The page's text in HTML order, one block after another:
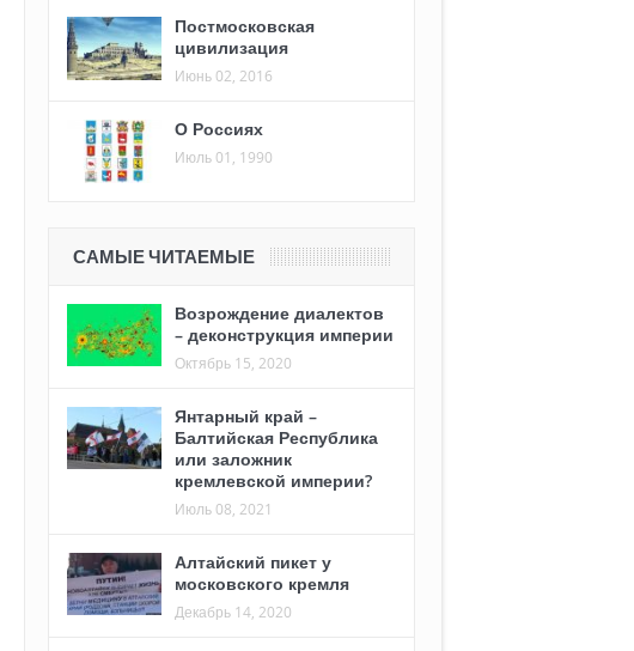
Постмосковская
цивилизация
Июнь 02, 2016
О Россиях
Июль 01, 1990
САМЫЕ ЧИТАЕМЫЕ
Возрождение диалектов
– деконструкция империи
Октябрь 15, 2020
Янтарный край –
Балтийская Республика
или заложник
кремлевской империи?
Июль 08, 2021
Алтайский пикет у
московского кремля
Декабрь 14, 2020